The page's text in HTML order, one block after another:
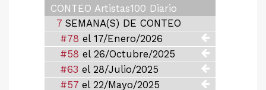
CONTEO Artistas100 Diario
7 SEMANA(S) DE CONTEO
#78 el 17/Enero/2026
#58 el 26/Octubre/2025
#63 el 28/Julio/2025
#57 el 22/Mayo/2025